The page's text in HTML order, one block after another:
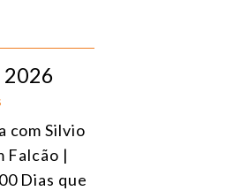
2026
com Silvio
Falcão |
Dias que